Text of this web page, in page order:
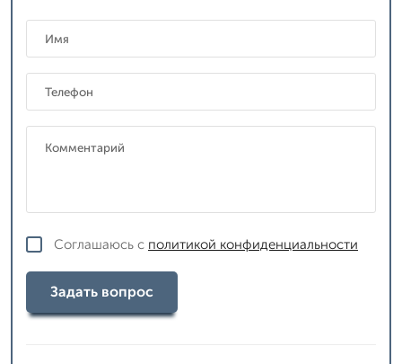
Соглашаюсь с политикой конфиденциальности
Задать вопрос